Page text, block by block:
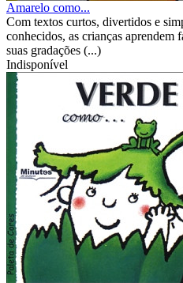
Amarelo como...
Com textos curtos, divertidos e
conhecidos, as crianças aprendem
suas gradações (...)
Indisponível